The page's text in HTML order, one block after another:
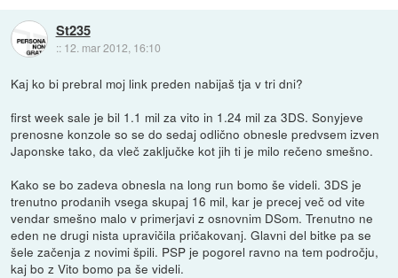
St235
:: 12. mar 2012, 16:10
Kaj ko bi prebral moj link preden nabijaš tja v tri dni?
first week sale je bil 1.1 mil za vito in 1.24 mil za 3DS. Sonyjeve
prenosne konzole so se do sedaj odlično obnesle predvsem izven
Japonske tako, da vleč zaključke kot jih ti je milo rečeno smešno.
Kako se bo zadeva obnesla na long run bomo še videli. 3DS je
trenutno prodanih vsega skupaj 16 mil, kar je precej več od vite
vendar smešno malo v primerjavi z osnovnim DSom. Trenutno ne
eden ne drugi nista upravičila pričakovanj. Glavni del bitke pa se
šele začenja z novimi špili. PSP je pogorel ravno na tem področju,
kaj bo z Vito bomo pa še videli.